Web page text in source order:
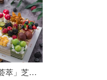
「鲜果荟萃」芝心花 丰收果园九宫格 动物奶油水果生日蛋糕甜品下午茶